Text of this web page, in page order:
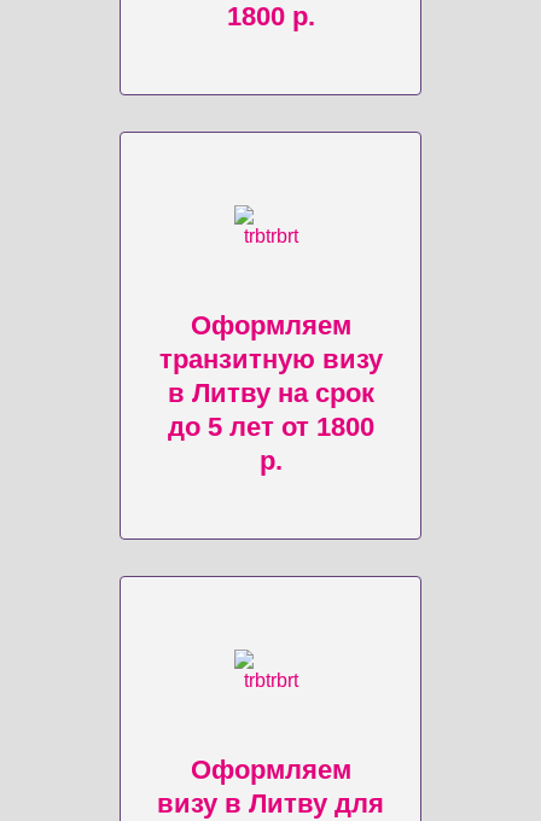
1800 р.
Оформляем
транзитную визу
в Литву на срок
до 5 лет от 1800
р.
Оформляем
визу в Литву для